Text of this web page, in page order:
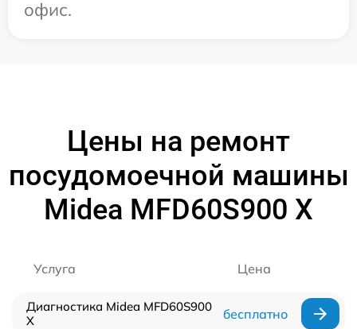
офис.
Цены на ремонт
посудомоечной машины
Midea MFD60S900 X
Услуга Цена
Диагностика Midea MFD60S900
X
бесплатно